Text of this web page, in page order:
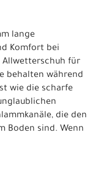
lange
Komfort bei
Allwetterschuh für
behalten während
wie die scharfe
die den
Boden sind. Wenn